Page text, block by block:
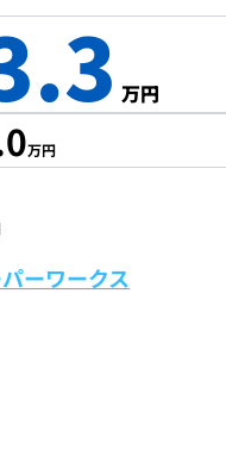
万円
万円
ーワークス